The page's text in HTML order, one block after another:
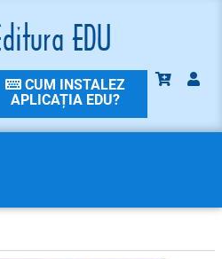
CUM INSTALEZ
APLICAȚIA EDU?